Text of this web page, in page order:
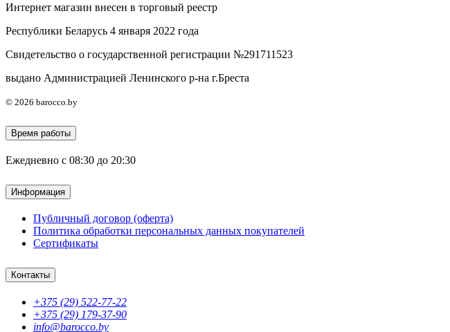
Интернет магазин внесен в торговый реестр
Республики Беларусь 4 января 2022 года
Свидетельство о государственной регистрации №291711523
выдано Администрацией Ленинского р-на г.Бреста
© 2026 barocco.by
Время работы
Ежедневно с 08:30 до 20:30
Информация
Публичный договор (оферта)
Политика обработки персональных данных покупателей
Сертификаты
Контакты
+375 (29) 522-77-22
+375 (29) 179-37-90
info@barocco.by